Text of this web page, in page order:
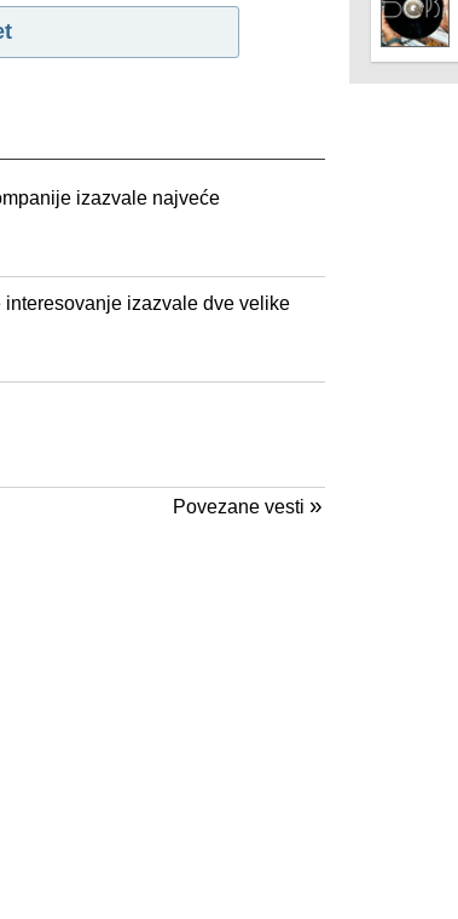
izazvale najveće
izazvale dve velike
Povezane vesti »